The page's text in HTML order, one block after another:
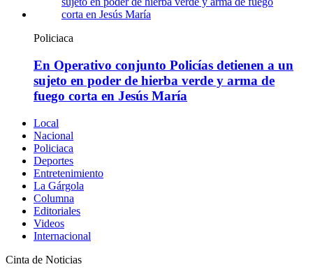
Policiaca
En Operativo conjunto Policías detienen a un
sujeto en poder de hierba verde y arma de
fuego corta en Jesús María
Local
Nacional
Policiaca
Deportes
Entretenimiento
La Gárgola
Columna
Editoriales
Videos
Internacional
Cinta de Noticias